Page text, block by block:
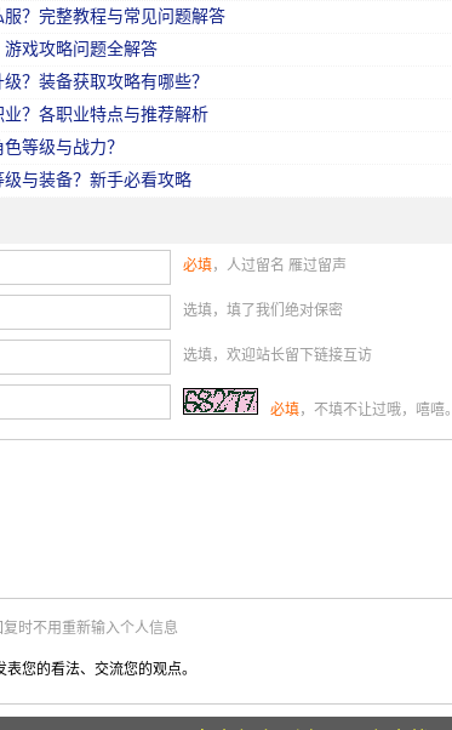
？完整教程与常见问题解答
戏攻略问题全解答
？装备获取攻略有哪些？
？各职业特点与推荐解析
等级与战力？
与装备？新手必看攻略
必填，人过留名 雁过留声
选填，填了我们绝对保密
选填，欢迎站长留下链接互访
必填，不填不让过哦，嘻嘻。
时不用重新输入个人信息
您的看法、交流您的观点。